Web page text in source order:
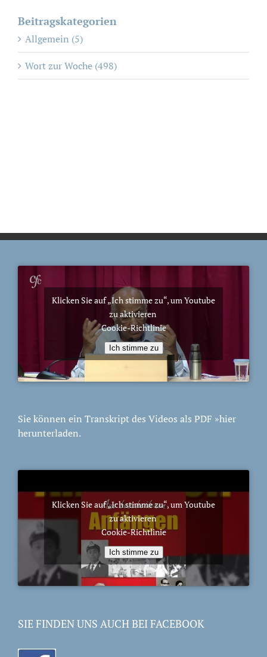
Beitragskategorien
Allgemein (5)
Wort zur Woche (498)
Klicken Sie auf „Ich stimme zu“, um Youtube
zu aktivieren
Cookie-Richtlinie
Ich stimme zu
Sie können ein Transkript des Videos als PDF »hier
herunterladen.
Klicken Sie auf „Ich stimme zu“, um Youtube
zu aktivieren
Cookie-Richtlinie
Ich stimme zu
SIE FINDEN UNS AUCH BEI FACEBOOK